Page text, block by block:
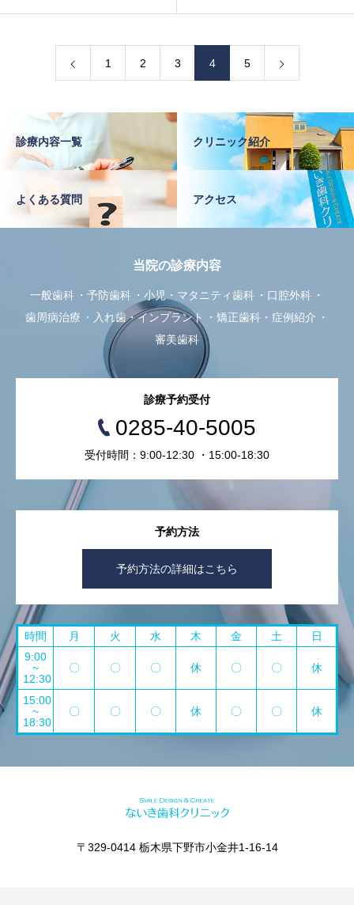
1 2 3 4 5
診療内容一覧 クリニック紹介
よくある質問 アクセス
当院の診療内容
一般歯科 予防歯科 小児・マタニティ歯科
口腔外科
歯周病治療
入れ歯・インプラント
矯正歯科・症例紹介
審美歯科
予約方法
予約方法の詳細はこちら
診療予約受付
0285-40-5005
受付時間：9:00-12:30 ・15:00-18:30
時間 月 火 水 木 金 土
日
9:00
~
12:30
〇 〇 〇 休 〇 〇 休
15:00
~
18:30
〇 〇 〇 休 〇 〇 休
〒329-0414 栃木県下野市小金井1-16-14